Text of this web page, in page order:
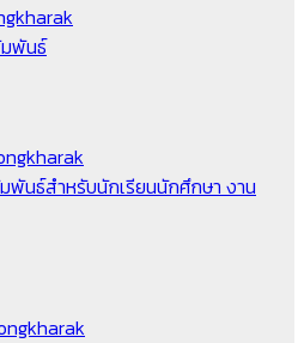
มพันธ์
พันธ์สำหรับนักเรียนนักศึกษา งาน